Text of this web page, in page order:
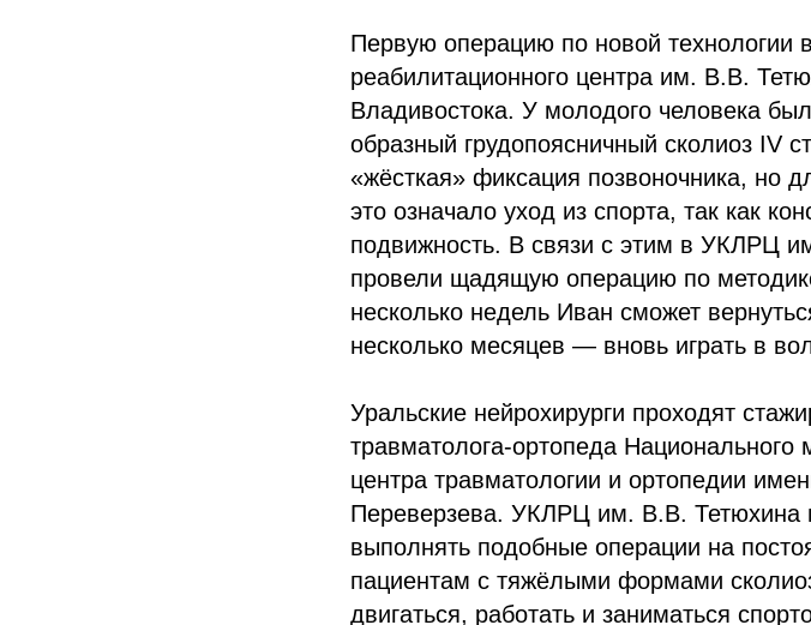
Первую операцию по новой технологии
реабилитационного центра им. В.В.
Владивостока. У молодого человека
образный грудопоясничный сколиоз IV
«жёсткая» фиксация позвоночника, но
это означало уход из спорта, так как
подвижность. В связи с этим в УКЛРЦ
провели щадящую операцию по
несколько недель Иван сможет
несколько месяцев — вновь играть в
Уральские нейрохирурги проходят
травматолога-ортопеда Национального
центра травматологии и ортопедии
Переверзева. УКЛРЦ им. В.В. Тетюхина
выполнять подобные операции на
пациентам с тяжёлыми формами
двигаться, работать и заниматься